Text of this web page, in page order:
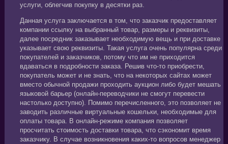
услуги, облегчив покупку в десятки раз.
Данная услуга заключается в том, что заказчик предоставляет
компании ссылку на выбранный товар, размеры и реквизиты,
далее посредник заказывает необходимую вещь и при доставке
указывает свою реквизиты. Такая услуга очень популярна среди
покупателей и заказчиков, потому что им не приходится
вдаваться в подробности заказа. Решив что-то приобрести,
покупатель может и не знать, что на некоторых сайтах может
вместо обычной продажи проходить аукцион либо будет мешать
языковой барьер (онлайн-переводчики не смогут перевести
настолько доступно). Помимо перечисленного, это позволяет не
заводить различные виртуальные кошельки, необходимые для
оплаты товара. В онлайн-режиме компания позволяет
просчитать стоимость доставки товара, что сэкономит время
заказчику. В случае возникновения каких-то вопросов менеджер